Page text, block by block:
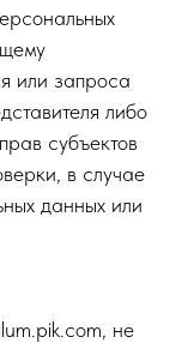
или запроса
либо
субъектов
в случае
данных или
не